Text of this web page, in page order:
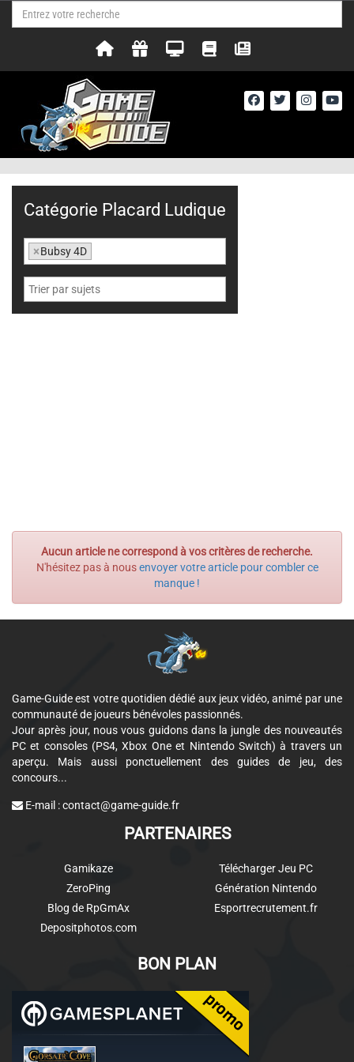
Aucun article ne correspond à vos critères de recherche.
N'hésitez pas à nousenvoyer votre article pour combler ce
manque !
Catégorie Placard Ludique
×Bubsy 4D
Game-Guide est votre quotidien dédié aux jeux vidéo, animé par une
communauté de joueurs bénévoles passionnés.
Jour après jour, nous vous guidons dans la jungle des nouveautés
PC et consoles (PS4, Xbox One et Nintendo Switch) à travers un
aperçu. Mais aussi ponctuellement des guides de jeu, des
concours...
E-mail :contact@game-guide.fr
PARTENAIRES
Gamikaze
ZeroPing
Blog de RpGmAx
Depositphotos.com
Télécharger Jeu PC
Génération Nintendo
Esportrecrutement.fr
BON PLAN